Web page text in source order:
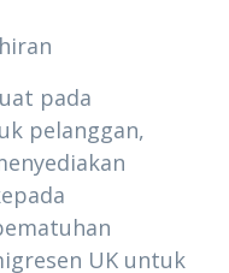
pada
pelanggan,
UK untuk